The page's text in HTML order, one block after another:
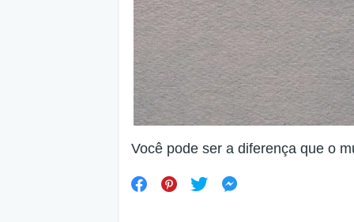
Você pode ser a diferença que o